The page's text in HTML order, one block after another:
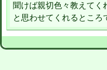
聞けば親切色々教えてく
と思わせてくれるところ